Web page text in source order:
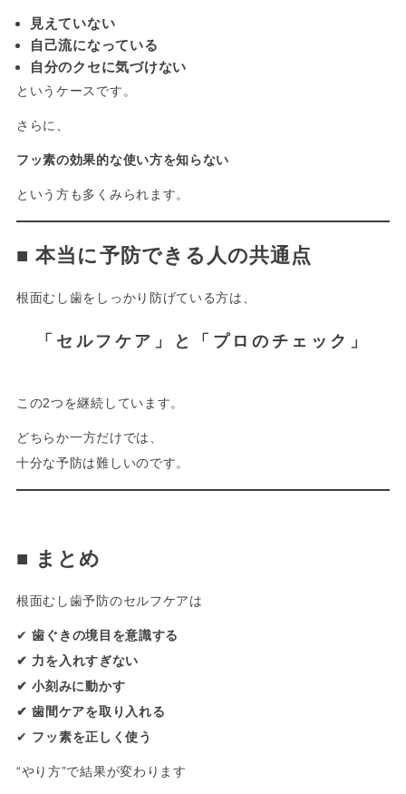
見えていない
自己流になっている
自分のクセに気づけない
というケースです。
さらに、
フッ素の効果的な使い方を知らない
という方も多くみられます。
■本当に予防できる人の共通点
根面むし歯をしっかり防げている方は、
「セルフケア」と「プロのチェック」
この2つを継続しています。
どちらか一方だけでは、
十分な予防は難しいのです。
■ まとめ
根面むし歯予防のセルフケアは
✔歯ぐきの境目を意識する
✔ 力を入れすぎない
✔ 小刻みに動かす
✔ 歯間ケアを取り入れる
✔ フッ素を正しく使う
“やり方”で結果が変わります